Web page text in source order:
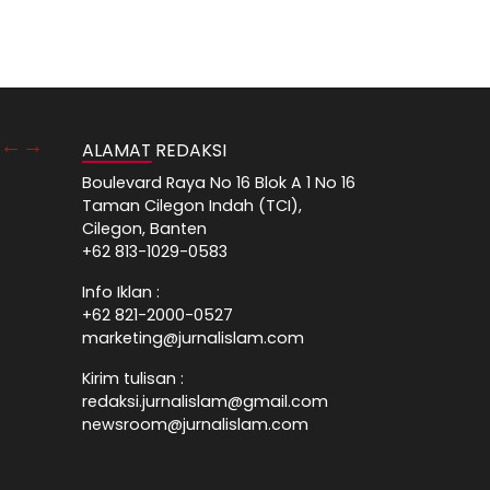
ALAMAT REDAKSI
Boulevard Raya No 16 Blok A 1 No 16
Taman Cilegon Indah (TCI),
Cilegon, Banten
+62 813-1029-0583
Info Iklan :
+62 821-2000-0527
marketing@jurnalislam.com
Kirim tulisan :
redaksi.jurnalislam@gmail.com
newsroom@jurnalislam.com